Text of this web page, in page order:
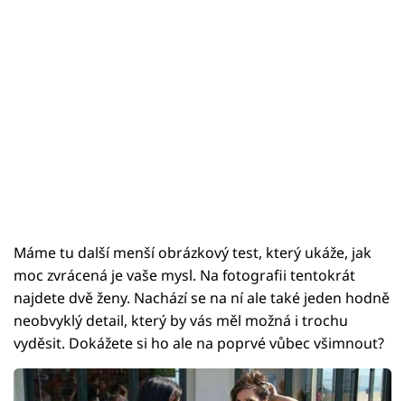
Máme tu další menší obrázkový test, který ukáže, jak
moc zvrácená je vaše mysl. Na fotografii tentokrát
najdete dvě ženy. Nachází se na ní ale také jeden hodně
neobvyklý detail, který by vás měl možná i trochu
vyděsit. Dokážete si ho ale na poprvé vůbec všimnout?